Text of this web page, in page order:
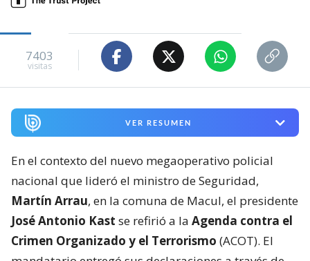
7403
visitas
VER RESUMEN
En el contexto del nuevo megaoperativo policial
nacional que lideró el ministro de Seguridad,
Martín Arrau, en la comuna de Macul, el presidente
José Antonio Kast se refirió a la Agenda contra el
Crimen Organizado y el Terrorismo (ACOT). El